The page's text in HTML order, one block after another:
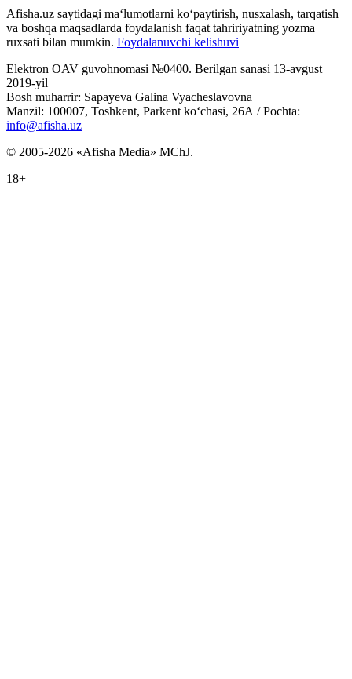
Afisha.uz saytidagi ma‘lumotlarni ko‘paytirish, nusxalash, tarqatish
va boshqa maqsadlarda foydalanish faqat tahririyatning yozma
ruxsati bilan mumkin. Foydalanuvchi kelishuvi
Elektron OAV guvohnomasi №0400. Berilgan sanasi 13-avgust
2019-yil
Bosh muharrir: Sapayeva Galina Vyacheslavovna
Manzil: 100007, Toshkent, Parkent ko‘chasi, 26А / Pochta:
info@afisha.uz
© 2005-2026 «Afisha Media» MChJ.
18+